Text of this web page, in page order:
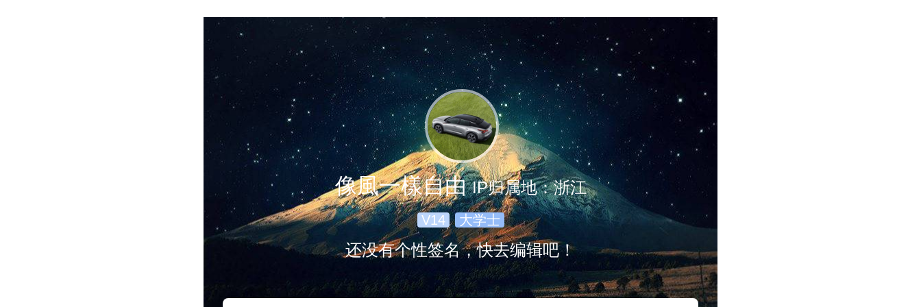
像風一樣自由 IP归属地：浙江
V14 大学士
还没有个性签名，快去编辑吧！